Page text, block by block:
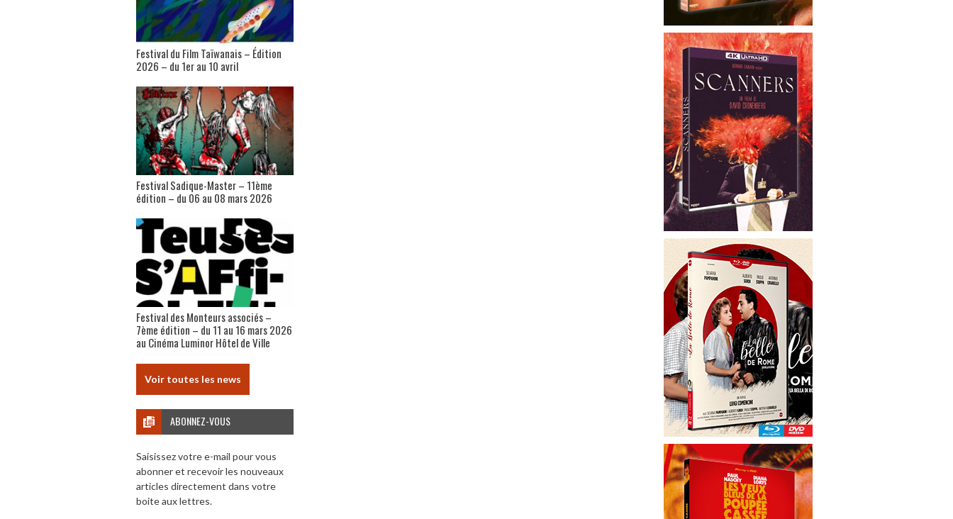
Festival du Film Taïwanais – Édition
2026 – du 1er au 10 avril
Festival Sadique-Master – 11ème
édition – du 06 au 08 mars 2026
Festival des Monteurs associés –
7ème édition – du 11 au 16 mars 2026
au Cinéma Luminor Hôtel de Ville
Voir toutes les news
ABONNEZ-VOUS
Saisissez votre e-mail pour vous
abonner et recevoir les nouveaux
articles directement dans votre
boite aux lettres.